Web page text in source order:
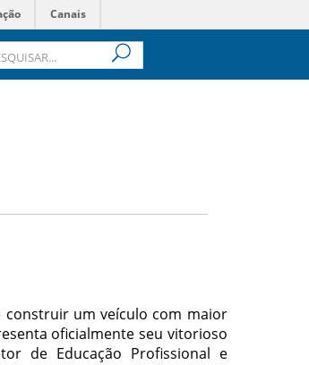
Canais
construir um veículo com maior
oficialmente seu vitorioso
de Educação Profissional e